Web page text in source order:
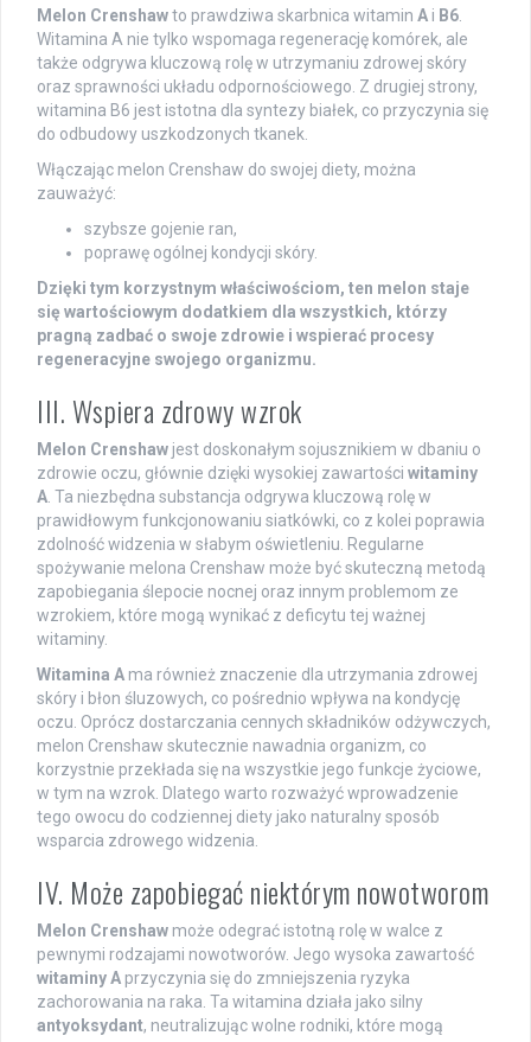
Melon Crenshawto prawdziwa skarbnica witamin A i B6.
Witamina A nie tylko wspomaga regenerację komórek, ale
także odgrywa kluczową rolę w utrzymaniu zdrowej skóry
oraz sprawności układu odpornościowego. Z drugiej strony,
witamina B6 jest istotna dla syntezy białek, co przyczynia się
do odbudowy uszkodzonych tkanek.
Włączając melon Crenshaw do swojej diety, można
zauważyć:
szybsze gojenie ran,
poprawę ogólnej kondycji skóry.
Dzięki tym korzystnym właściwościom, ten melon staje
się wartościowym dodatkiem dla wszystkich, którzy
pragną zadbać o swoje zdrowie i wspierać procesy
regeneracyjne swojego organizmu.
III. Wspiera zdrowy wzrok
Melon Crenshaw jest doskonałym sojusznikiem w dbaniu o
zdrowie oczu, głównie dzięki wysokiej zawartości witaminy
A. Ta niezbędna substancja odgrywa kluczową rolę w
prawidłowym funkcjonowaniu siatkówki, co z kolei poprawia
zdolność widzenia w słabym oświetleniu. Regularne
spożywanie melona Crenshaw może być skuteczną metodą
zapobiegania ślepocie nocnej oraz innym problemom ze
wzrokiem, które mogą wynikać z deficytu tej ważnej
witaminy.
Witamina A ma również znaczenie dla utrzymania zdrowej
skóry i błon śluzowych, co pośrednio wpływa na kondycję
oczu. Oprócz dostarczania cennych składników odżywczych,
melon Crenshaw skutecznie nawadnia organizm, co
korzystnie przekłada się na wszystkie jego funkcje życiowe,
w tym na wzrok. Dlatego warto rozważyć wprowadzenie
tego owocu do codziennej diety jako naturalny sposób
wsparcia zdrowego widzenia.
IV. Może zapobiegać niektórym nowotworom
Melon Crenshaw może odegrać istotną rolę w walce z
pewnymi rodzajami nowotworów. Jego wysoka zawartość
witaminy A przyczynia się do zmniejszenia ryzyka
zachorowania na raka. Ta witamina działa jako silny
antyoksydant, neutralizując wolne rodniki, które mogą